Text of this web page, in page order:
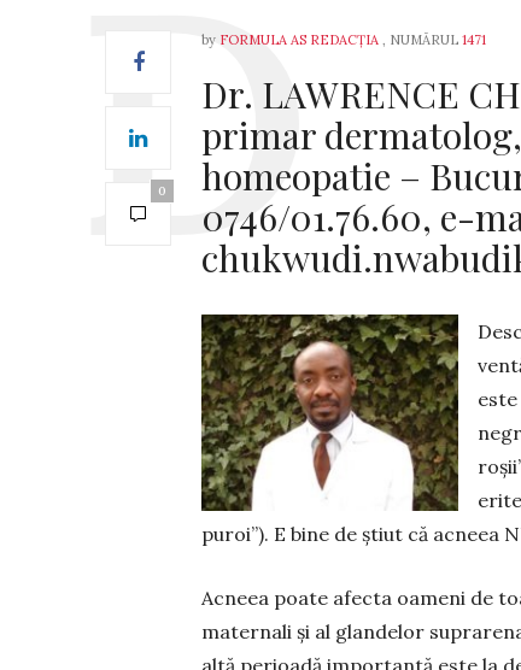
0
by FORMULA AS REDACȚIA , NUMĂRUL 1471
Dr. LAWRENCE
primar
homeopatie –
0746/01.76.60, e-
puroi”). E bine de știut că ac­neea
Acneea poate afecta oa­meni de
maternali și al glandelor
altă perioadă importantă este la